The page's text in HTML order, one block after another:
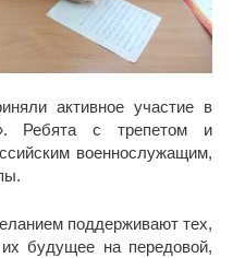
активное участие в
Ребята с трепетом и
военнослужащим,
поддерживают тех,
их будущее на передовой,